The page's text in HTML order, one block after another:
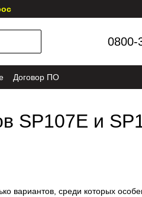
0800-
Договор ПО
SP107E и
вариантов, среди которых